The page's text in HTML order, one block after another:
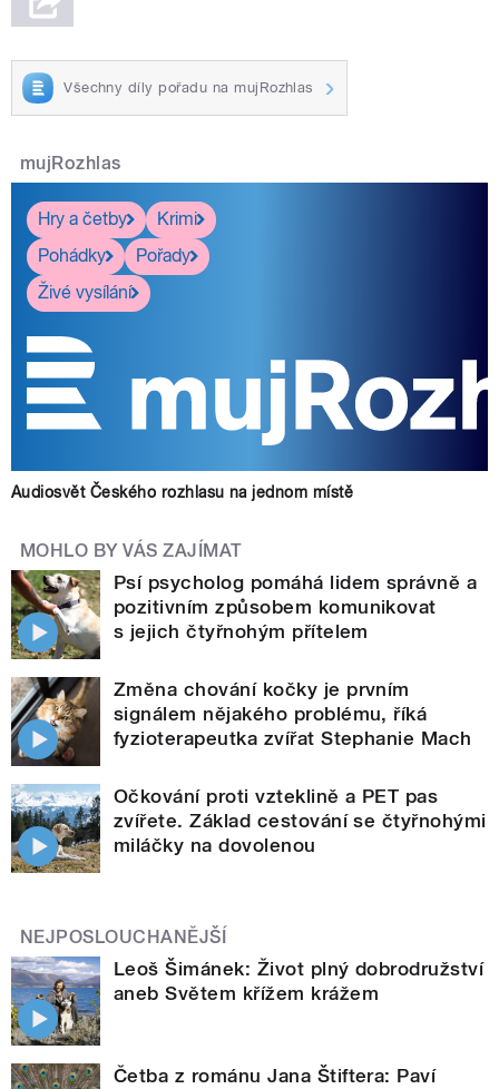
Všechny díly pořadu na mujRozhlas
mujRozhlas
Hry a četby
Krimi
Pohádky
Pořady
Živé vysílání
Audiosvět Českého rozhlasu na jednom místě
MOHLO BY VÁS ZAJÍMAT
Psí psycholog pomáhá lidem správně a
pozitivním způsobem komunikovat
s jejich čtyřnohým přítelem
Změna chování kočky je prvním
signálem nějakého problému, říká
fyzioterapeutka zvířat Stephanie Mach
Očkování proti vzteklině a PET pas
zvířete. Základ cestování se čtyřnohými
miláčky na dovolenou
NEJPOSLOUCHANĚJŠÍ
Leoš Šimánek: Život plný dobrodružství
aneb Světem křížem krážem
Četba z románu Jana Štiftera: Paví